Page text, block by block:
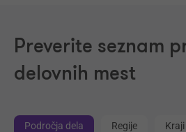
Preverite seznam
delovnih mest
Področja dela Regije Kraji